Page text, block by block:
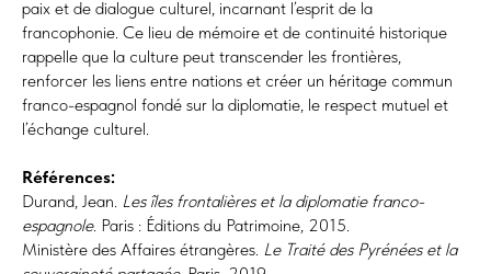
paix et de dialogue culturel, incarnant l’esprit de la
francophonie. Ce lieu de mémoire et de continuité historique
rappelle que la culture peut transcender les frontières,
renforcer les liens entre nations et créer un héritage commun
franco-espagnol fondé sur la diplomatie, le respect mutuel et
l’échange culturel.
Références:
Durand, Jean. Les îles frontalières et la diplomatie franco-
espagnole. Paris : Éditions du Patrimoine, 2015.
Ministère des Affaires étrangères. Le Traité des Pyrénées et la